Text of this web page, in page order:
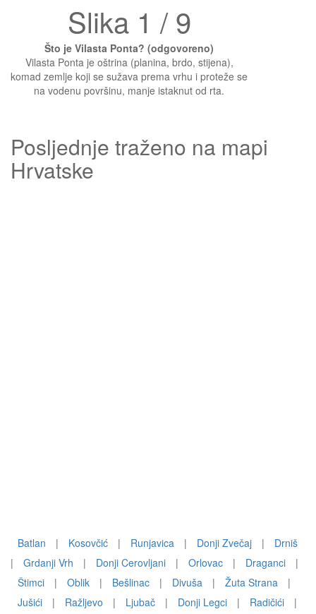
Slika 1 / 9
Što je Vilasta Ponta? (odgovoreno)
Vilasta Ponta je oštrina (planina, brdo, stijena),
komad zemlje koji se sužava prema vrhu i proteže se
na vodenu površinu, manje istaknut od rta.
Posljednje traženo na mapi
Hrvatske
Batlan | Kosovčić | Runjavica | Donji Zvečaj |
Drniš
|
Grdanji Vrh | Donji Cerovljani | Orlovac | Draganci
|
Štimci
| Oblik | Bešlinac | Divuša | Žuta Strana
|
Jušići
| Ražljevo | Ljubač | Donji Legci | Radičići
|